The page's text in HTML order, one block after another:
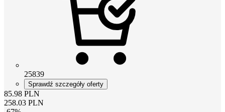
25839
Sprawdź szczegóły oferty
85.98 PLN
258.03 PLN